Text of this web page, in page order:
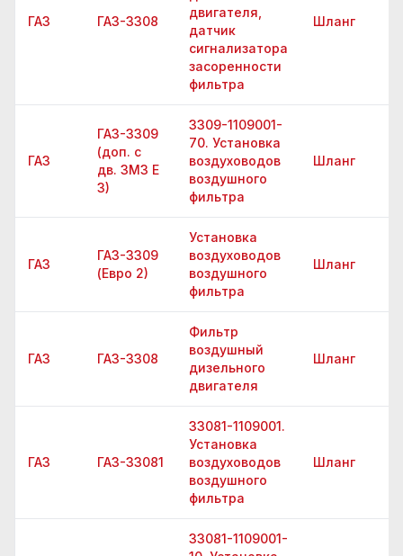
ГАЗ ГАЗ-3308
двигателя,
датчик
сигнализатора
засоренности
фильтра
Шланг
ГАЗ
ГАЗ-3309
(доп. с
дв. ЗМЗ Е
3)
3309-1109001-
70. Установка
воздуховодов
воздушного
фильтра
Шланг
ГАЗ
ГАЗ-3309
(Евро 2)
Установка
воздуховодов
воздушного
фильтра
Шланг
ГАЗ ГАЗ-3308
Фильтр
воздушный
дизельного
двигателя
Шланг
ГАЗ ГАЗ-33081
33081-1109001.
Установка
воздуховодов
воздушного
фильтра
Шланг
33081-1109001-